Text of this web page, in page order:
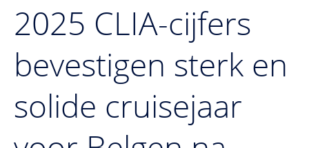
2025 CLIA-cijfers
bevestigen sterk en
solide cruisejaar